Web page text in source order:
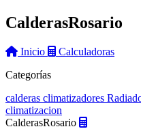
CalderasRosario
Inicio
Calculadoras
Categorías
calderas climatizadores
climatizacion
CalderasRosario